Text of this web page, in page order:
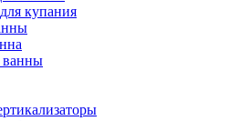
купания
ванны